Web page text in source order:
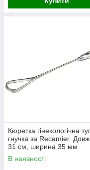
Кюретка гінекологічна
гнучка за Recamier.
31 см, ширина 35 мм
В наявності